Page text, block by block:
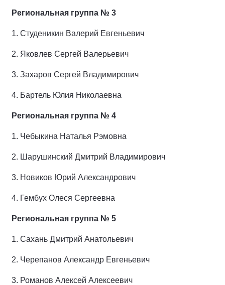
Региональная группа № 3
1. Студеникин Валерий Евгеньевич
2. Яковлев Сергей Валерьевич
3. Захаров Сергей Владимирович
4. Бартель Юлия Николаевна
Региональная группа № 4
1. Чебыкина Наталья Рэмовна
2. Шарушинский Дмитрий Владимирович
3. Новиков Юрий Александрович
4. Гембух Олеся Сергеевна
Региональная группа № 5
1. Сахань Дмитрий Анатольевич
2. Черепанов Александр Евгеньевич
3. Романов Алексей Алексеевич